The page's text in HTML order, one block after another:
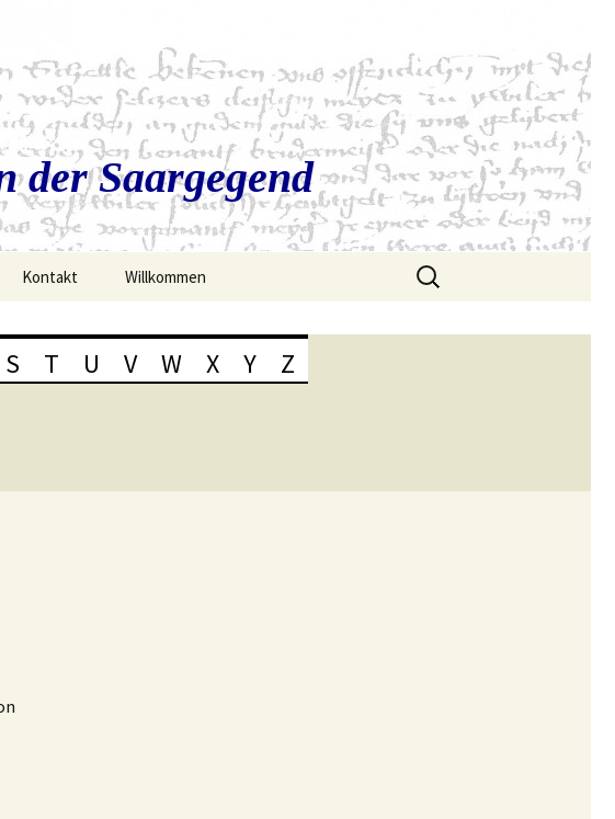
Saargegend
Kontakt Willkommen
Suchen
nach:
S T U V W X Y Z